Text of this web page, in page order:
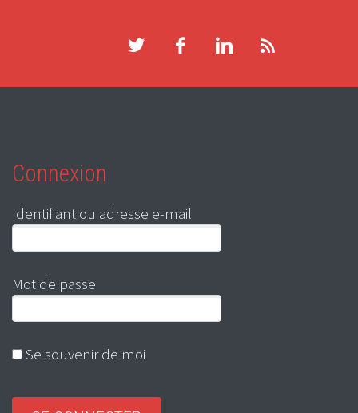
Connexion
Identifiant ou adresse e-mail
Mot de passe
Se souvenir de moi